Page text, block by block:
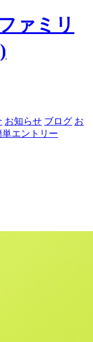
お知らせ ブログ お
単エントリー